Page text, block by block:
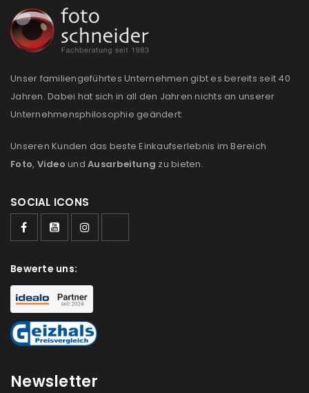
REGISTRIEREN
E-Mail-Adresse*
deine E-Mail-Adresse gesendet.
us
Ich stimme zu
Ja, ich möchte ein Kundenkonto eröffnen und
akzeptiere die
REGISTRIEREN
Unser familiengeführtes Unternehmen gibt es bereits seit 40
Jahren. Dabei hat sich in all den Jahren nichts an unserer
Unternehmensphilosophie geändert:
Unseren Kunden das beste Einkaufserlebnis im Bereich
Foto, Video und Ausarbeitung zu bieten.
SOCIAL ICONS
Bewerte uns:
Newsletter